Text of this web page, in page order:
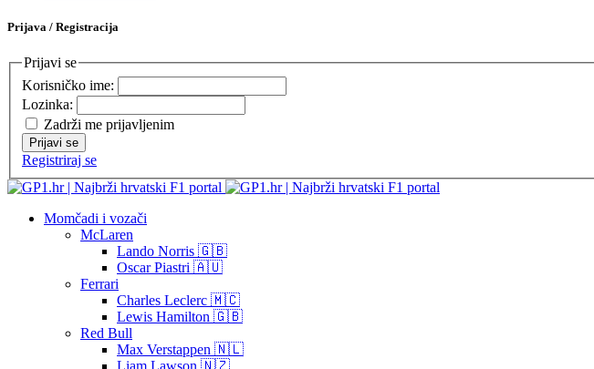
Prijava / Registracija
Prijavi se
Korisničko ime:
Lozinka:
Zadrži me prijavljenim
Prijavi se
Registriraj se
Momčadi i vozači
McLaren
Lando Norris 🇬🇧
Oscar Piastri 🇦🇺
Ferrari
Charles Leclerc 🇲🇨
Lewis Hamilton 🇬🇧
Red Bull
Max Verstappen 🇳🇱
Liam Lawson 🇳🇿